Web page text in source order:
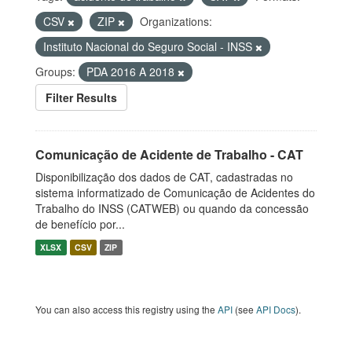
CSV
ZIP
Organizations:
Instituto Nacional do Seguro Social - INSS
Groups:
PDA 2016 A 2018
Filter Results
Comunicação de Acidente de Trabalho - CAT
Disponibilização dos dados de CAT, cadastradas no
sistema informatizado de Comunicação de Acidentes do
Trabalho do INSS (CATWEB) ou quando da concessão
de benefício por...
XLSX CSV ZIP
You can also access this registry using the API (see API Docs).